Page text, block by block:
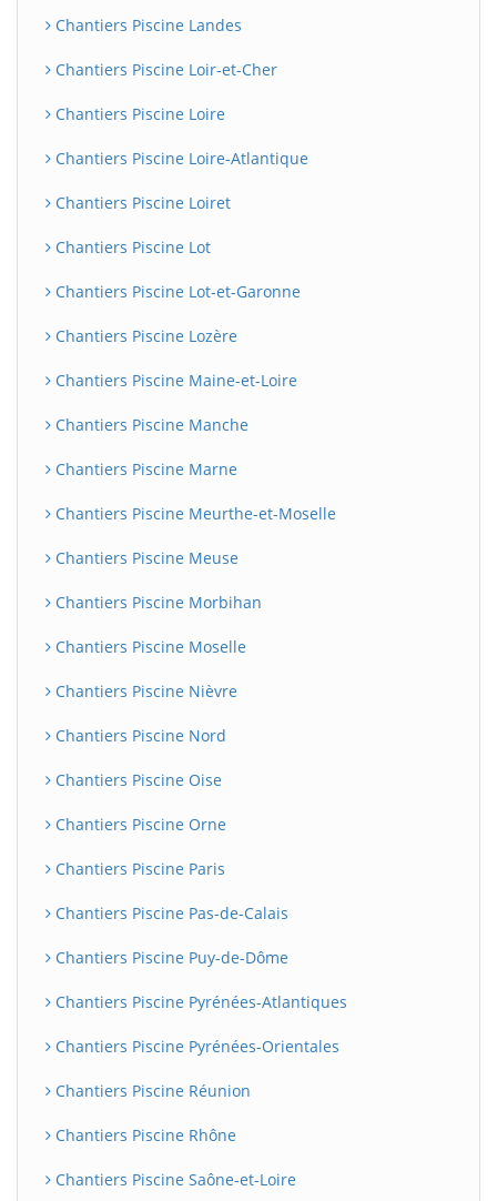
Chantiers Piscine Landes
Chantiers Piscine Loir-et-Cher
Chantiers Piscine Loire
Chantiers Piscine Loire-Atlantique
Chantiers Piscine Loiret
Chantiers Piscine Lot
Chantiers Piscine Lot-et-Garonne
Chantiers Piscine Lozère
Chantiers Piscine Maine-et-Loire
Chantiers Piscine Manche
Chantiers Piscine Marne
Chantiers Piscine Meurthe-et-Moselle
Chantiers Piscine Meuse
Chantiers Piscine Morbihan
Chantiers Piscine Moselle
Chantiers Piscine Nièvre
Chantiers Piscine Nord
Chantiers Piscine Oise
Chantiers Piscine Orne
Chantiers Piscine Paris
Chantiers Piscine Pas-de-Calais
Chantiers Piscine Puy-de-Dôme
Chantiers Piscine Pyrénées-Atlantiques
Chantiers Piscine Pyrénées-Orientales
Chantiers Piscine Réunion
Chantiers Piscine Rhône
Chantiers Piscine Saône-et-Loire